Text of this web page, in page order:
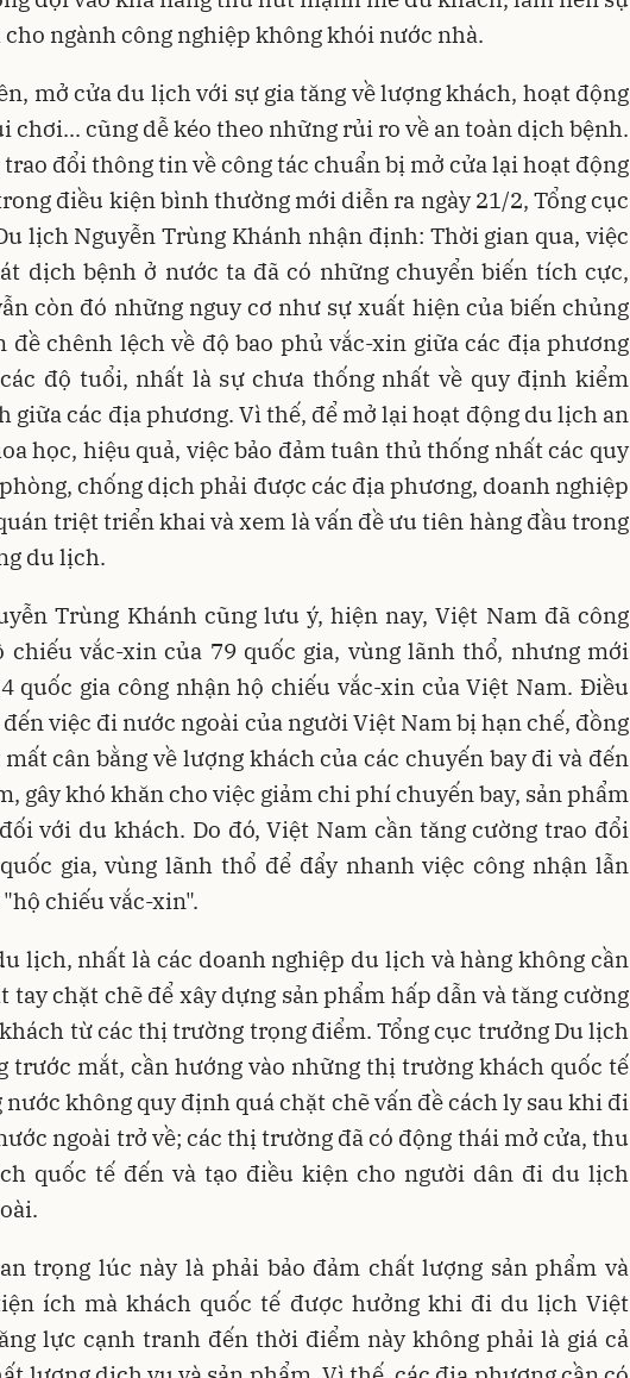
ngành công nghiệp không khói nước nhà.
mở cửa du lịch với sự gia tăng về lượng khách, hoạt động
chơi... cũng dễ kéo theo những rủi ro về an toàn dịch bệnh.
đổi thông tin về công tác chuẩn bị mở cửa lại hoạt động
điều kiện bình thường mới diễn ra ngày 21/2, Tổng cục
lịch Nguyễn Trùng Khánh nhận định: Thời gian qua, việc
dịch bệnh ở nước ta đã có những chuyển biến tích cực,
còn đó những nguy cơ như sự xuất hiện của biến chủng
đề chênh lệch về độ bao phủ vắc-xin giữa các địa phương
độ tuổi, nhất là sự chưa thống nhất về quy định kiểm
giữa các địa phương. Vì thế, để mở lại hoạt động du lịch an
học, hiệu quả, việc bảo đảm tuân thủ thống nhất các quy
chống dịch phải được các địa phương, doanh nghiệp
triệt triển khai và xem là vấn đề ưu tiên hàng đầu trong
du lịch.
Trùng Khánh cũng lưu ý, hiện nay, Việt Nam đã công
chiếu vắc-xin của 79 quốc gia, vùng lãnh thổ, nhưng mới
quốc gia công nhận hộ chiếu vắc-xin của Việt Nam. Điều
việc đi nước ngoài của người Việt Nam bị hạn chế, đồng
cân bằng về lượng khách của các chuyến bay đi và đến
gây khó khăn cho việc giảm chi phí chuyến bay, sản phẩm
với du khách. Do đó, Việt Nam cần tăng cường trao đổi
gia, vùng lãnh thổ để đẩy nhanh việc công nhận lẫn
chiếu vắc-xin".
lịch, nhất là các doanh nghiệp du lịch và hàng không cần
tay chặt chẽ để xây dựng sản phẩm hấp dẫn và tăng cường
từ các thị trường trọng điểm. Tổng cục trưởng Du lịch
trước mắt, cần hướng vào những thị trường khách quốc tế
nước không quy định quá chặt chẽ vấn đề cách ly sau khi đi
ngoài trở về; các thị trường đã có động thái mở cửa, thu
quốc tế đến và tạo điều kiện cho người dân đi du lịch
trọng lúc này là phải bảo đảm chất lượng sản phẩm và
ích mà khách quốc tế được hưởng khi đi du lịch Việt
lực cạnh tranh đến thời điểm này không phải là giá cả